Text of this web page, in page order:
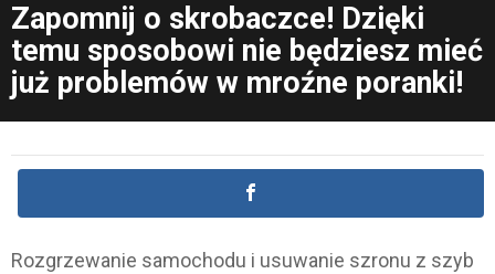
Zapomnij o skrobaczce! Dzięki
temu sposobowi nie będziesz mieć
już problemów w mroźne poranki!
Rozgrzewanie samochodu i usuwanie szronu z szyb